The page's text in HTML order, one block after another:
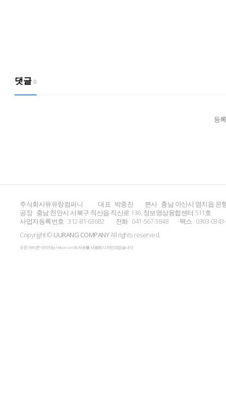
댓글 0
등
주식회사유유랑컴퍼니 대표 박종진 본사 충남 아산시 염치읍 은
공장 충남 천안시 서북구 직산읍 직산로 136, 정보영상융합센터 511호
사업자등록번호 312-81-63682 전화 041-567-3848 팩스 0303-
Copyright © UURANG COMPANYAll rights reserved.
모든 아이콘 이미지는 Flaticon.com의 자료를 사용해 디자인되었습니다